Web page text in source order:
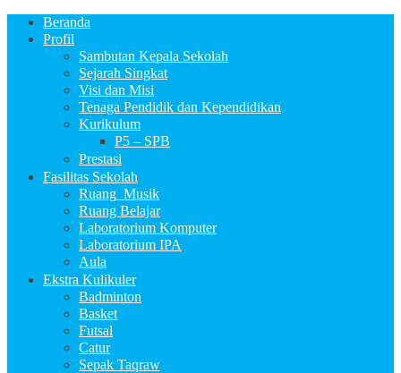
Beranda
Profil
Sambutan Kepala Sekolah
Sejarah Singkat
Visi dan Misi
Tenaga Pendidik dan Kependidikan
Kurikulum
P5 – SPB
Prestasi
Fasilitas Sekolah
Ruang_Musik
Ruang Belajar
Laboratorium Komputer
Laboratorium IPA
Aula
Ekstra Kulikuler
Badminton
Basket
Futsal
Catur
Sepak Taqraw